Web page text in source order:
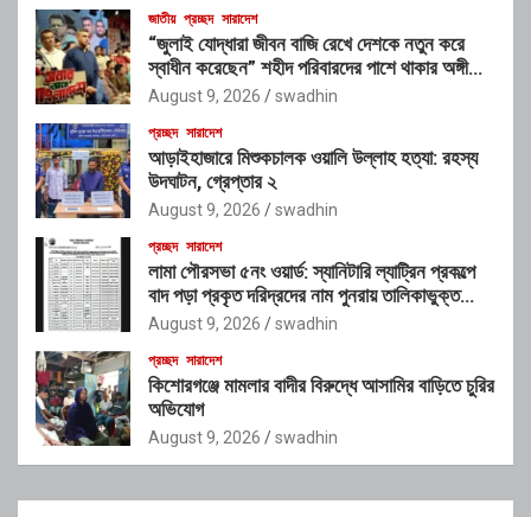
জাতীয় প্রচ্ছদ সারাদেশ
“জুলাই যোদ্ধারা জীবন বাজি রেখে দেশকে নতুন করে
স্বাধীন করেছেন” শহীদ পরিবারদের পাশে থাকার অঙ্গীকার
গণপূর্তমন্ত্রীর
August 9, 2026 swadhin
প্রচ্ছদ সারাদেশ
আড়াইহাজারে মিশুকচালক ওয়ালি উল্লাহ হত্যা: রহস্য
উদঘাটন, গ্রেপ্তার ২
August 9, 2026 swadhin
প্রচ্ছদ সারাদেশ
লামা পৌরসভা ৫নং ওয়ার্ড: স্যানিটারি ল্যাট্রিন প্রকল্পে
বাদ পড়া প্রকৃত দরিদ্রদের নাম পুনরায় তালিকাভুক্ত
করার আহ্বান
August 9, 2026 swadhin
প্রচ্ছদ সারাদেশ
কিশোরগঞ্জে মামলার বাদীর বিরুদ্ধে আসামির বাড়িতে চুরির
অভিযোগ
August 9, 2026 swadhin